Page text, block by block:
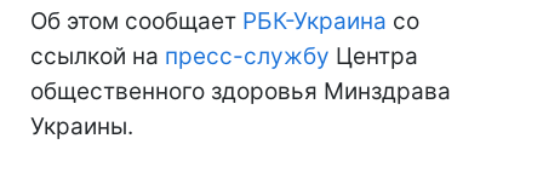
Об этом сообщает РБК-Украина со
ссылкой на пресс-службу Центра
общественного здоровья Минздрава
Украины.